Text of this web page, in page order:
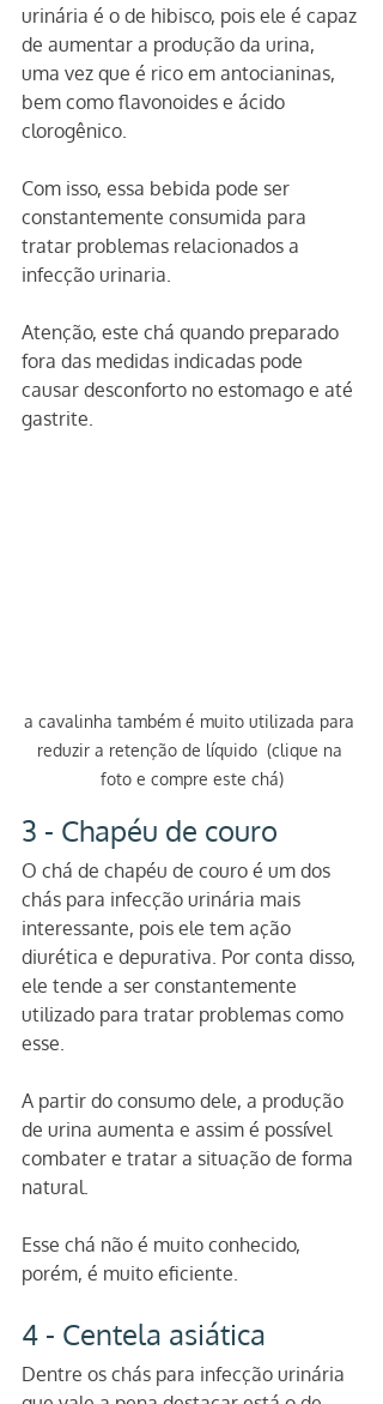
urinária é o de hibisco, pois ele é capaz
de aumentar a produção da urina,
uma vez que é rico em antocianinas,
bem como flavonoides e ácido
clorogênico.
Com isso, essa bebida pode ser
constantemente consumida para
tratar problemas relacionados a
infecção urinaria.
Atenção, este chá quando preparado
fora das medidas indicadas pode
causar desconforto no estomago e até
gastrite.
a cavalinha também é muito utilizada para
reduzir a retenção de líquido  (clique na
foto e compre este chá)
3 - Chapéu de couro
O chá de chapéu de couro é um dos
chás para infecção urinária mais
interessante, pois ele tem ação
diurética e depurativa. Por conta disso,
ele tende a ser constantemente
utilizado para tratar problemas como
esse.
A partir do consumo dele, a produção
de urina aumenta e assim é possível
combater e tratar a situação de forma
natural.
Esse chá não é muito conhecido,
porém, é muito eficiente.
4 - Centela asiática
Dentre os chás para infecção urinária